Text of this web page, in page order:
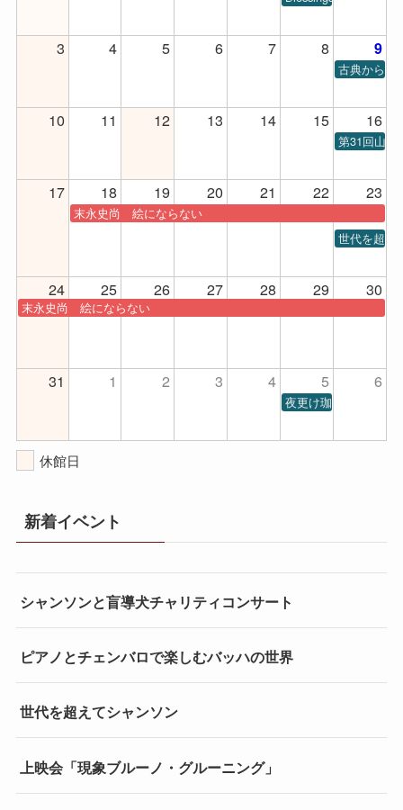
3 4 5 6 7 8 9
古典から
10 11 12 13 14 15 16
第31回山口
17 18 19 20 21 22 23
末永史尚 絵にならない
世代を超え
24 25 26 27 28 29 30
末永史尚 絵にならない
31 1 2 3 4 5 6
夜更け珈琲第1回公
休館日
新着イベント
シャンソンと盲導犬チャリティコンサート
ピアノとチェンバロで楽しむバッハの世界
世代を超えてシャンソン
上映会「現象ブルーノ・グルーニング」